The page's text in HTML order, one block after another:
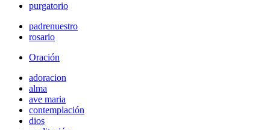
purgatorio
padrenuestro
rosario
Oración
adoracion
alma
ave maria
contemplación
dios